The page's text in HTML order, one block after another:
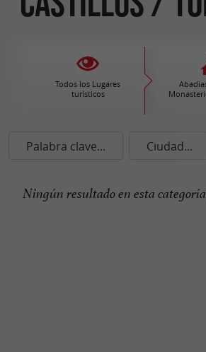
Todos los Lugares
turísticos
Palabra clave... Ciudad...
Ningún resultado en esta